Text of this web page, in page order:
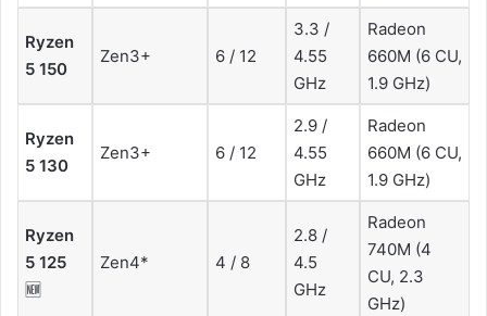
Ryzen
5 150
Zen3+ 6 / 12
3.3 /
4.55
GHz
Radeon
660M (6 CU,
1.9 GHz)
Ryzen
5 130
Zen3+ 6 / 12
2.9 /
4.55
GHz
Radeon
660M (6 CU,
1.9 GHz)
Ryzen
5 125
🆕
Zen4* 4 / 8
2.8 /
4.5
GHz
Radeon
740M (4
CU, 2.3
GHz)